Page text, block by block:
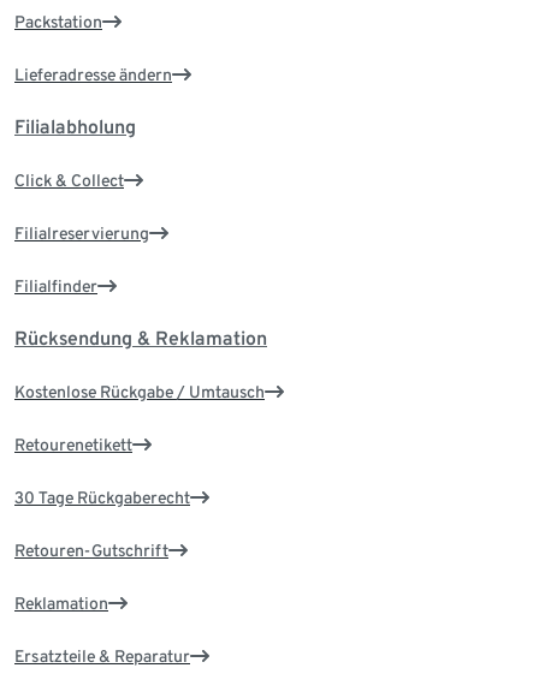
Packstation
Lieferadresse ändern
Filialabholung
Click & Collect
Filialreservierung
Filialfinder
Rücksendung & Reklamation
Kostenlose Rückgabe / Umtausch
Retourenetikett
30 Tage Rückgaberecht
Retouren-Gutschrift
Reklamation
Ersatzteile & Reparatur